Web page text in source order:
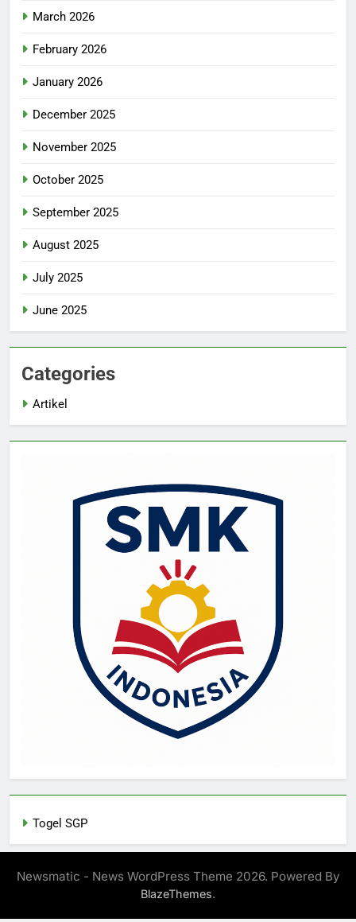
March 2026
February 2026
January 2026
December 2025
November 2025
October 2025
September 2025
August 2025
July 2025
June 2025
Categories
Artikel
Togel SGP
Newsmatic - News WordPress Theme 2026. Powered By
BlazeThemes.